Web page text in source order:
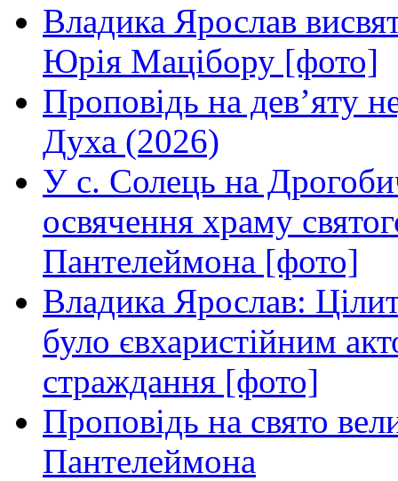
Владика Ярослав
Юрія Мацібору [фото]
Проповідь на дев’яту
Духа (2026)
У с. Солець на
освячення храму
Пантелеймона [фото]
Владика Ярослав:
було євхаристійним
страждання [фото]
Проповідь на свято
Пантелеймона